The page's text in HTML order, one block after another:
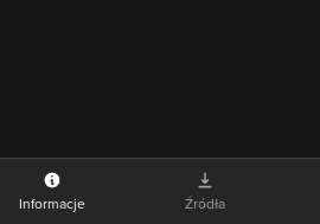
Informacje Źródła